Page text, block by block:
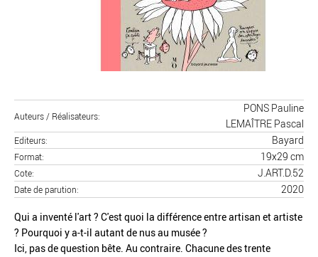
Auteurs / Réalisateurs
PONS Pauline
LEMAÎTRE Pascal
Editeurs Bayard
Format 19x29 cm
Cote J.ART.D.52
Date de parution 2020
Qui a inventé l'art ? C'est quoi la différence entre artisan et artiste
? Pourquoi y a-t-il autant de nus au musée ?
Ici, pas de question bête. Au contraire. Chacune des trente